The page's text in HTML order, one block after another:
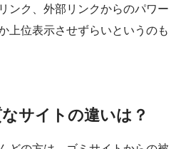
ンク、外部リンクからのパワー
上位表示させずらいというのも
サイトの違いは？